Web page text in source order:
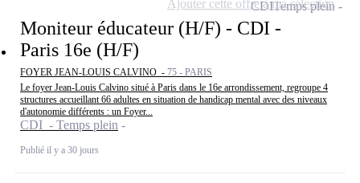
Moniteur éducateur (H/F) - CDI -
Paris 16e (H/F)
FOYER JEAN-LOUIS CALVINO - 75 - PARIS
Le foyer Jean-Louis Calvino situé à Paris dans le 16e arrondissement, regroupe 4
structures accueillant 66 adultes en situation de handicap mental avec des niveaux
d'autonomie différents : un Foyer...
CDI - Temps plein
Publié il y a 30 jours
CDITemps plein
Ajouter cette offre à ma sélection